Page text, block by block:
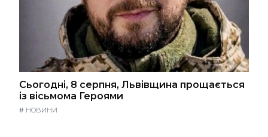
Сьогодні, 8 серпня, Львівщина прощається
із вісьмома Героями
# НОВИНИ